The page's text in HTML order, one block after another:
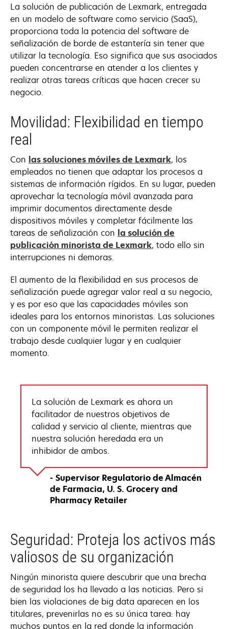
La solución de publicación de Lexmark, entregada
en un modelo de software como servicio (SaaS),
proporciona toda la potencia del software de
señalización de borde de estantería sin tener que
utilizar la tecnología. Eso significa que sus asociados
pueden concentrarse en atender a los clientes y
realizar otras tareas críticas que hacen crecer su
negocio.
Movilidad: Flexibilidad en tiempo
real
Con las soluciones móviles de Lexmark, los
empleados no tienen que adaptar los procesos a
sistemas de información rígidos. En su lugar, pueden
aprovechar la tecnología móvil avanzada para
imprimir documentos directamente desde
dispositivos móviles y completar fácilmente las
tareas de señalización con la solución de
publicación minorista de Lexmark, todo ello sin
interrupciones ni demoras.
El aumento de la flexibilidad en sus procesos de
señalización puede agregar valor real a su negocio,
y es por eso que las capacidades móviles son
ideales para los entornos minoristas. Las soluciones
con un componente móvil le permiten realizar el
trabajo desde cualquier lugar y en cualquier
momento.
La solución de Lexmark es ahora un
facilitador de nuestros objetivos de
calidad y servicio al cliente, mientras que
nuestra solución heredada era un
inhibidor de ambos.
Supervisor Regulatorio de Almacén
de Farmacia U. S. Grocery and
Pharmacy Retailer
Seguridad: Proteja los activos más
valiosos de su organización
Ningún minorista quiere descubrir que una brecha
de seguridad los ha llevado a las noticias. Pero si
bien las violaciones de big data aparecen en los
titulares, prevenirlas no es su única tarea: hay
muchos puntos en la red donde la información